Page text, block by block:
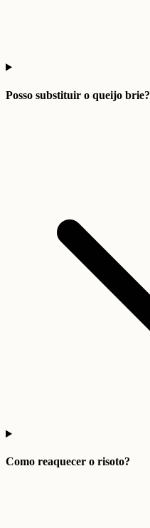
Posso substituir o queijo brie?
Como reaquecer o risoto?